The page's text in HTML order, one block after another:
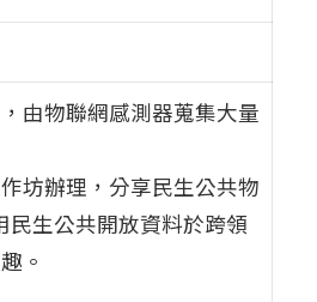
由物聯網感測器蒐集大量
坊辦理，分享民生公共物
生公共開放資料於跨領
。